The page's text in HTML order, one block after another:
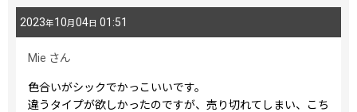
2023年10月04日 01:51
Mie さん
色合いがシックでかっこいいです。
違うタイプが欲しかったのですが、売り切れてしまい、こち